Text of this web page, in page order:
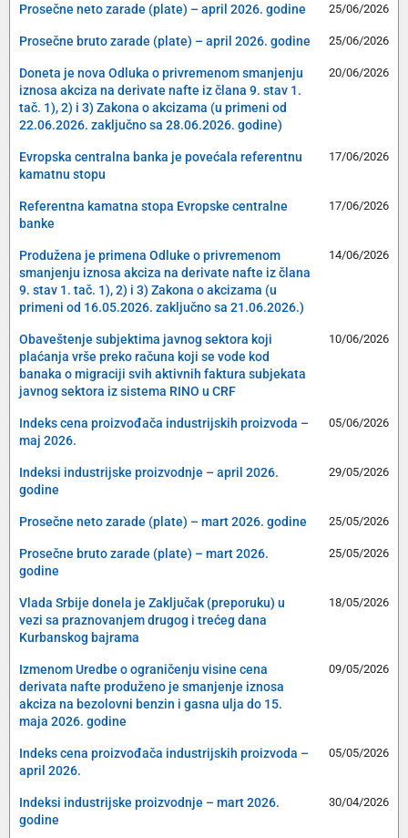
Prosečne neto zarade (plate) – april 2026. godine 25/06/2026
Prosečne bruto zarade (plate) – april 2026. godine 25/06/2026
Doneta je nova Odluka o privremenom smanjenju
iznosa akciza na derivate nafte iz člana 9. stav 1.
tač. 1), 2) i 3) Zakona o akcizama (u primeni od
22.06.2026. zaključno sa 28.06.2026. godine)
20/06/2026
Evropska centralna banka je povećala referentnu
kamatnu stopu
17/06/2026
Referentna kamatna stopa Evropske centralne
banke
17/06/2026
Produžena je primena Odluke o privremenom
smanjenju iznosa akciza na derivate nafte iz člana
9. stav 1. tač. 1), 2) i 3) Zakona o akcizama (u
primeni od 16.05.2026. zaključno sa 21.06.2026.)
14/06/2026
Obaveštenje subjektima javnog sektora koji
plaćanja vrše preko računa koji se vode kod
banaka o migraciji svih aktivnih faktura subjekata
javnog sektora iz sistema RINO u CRF
10/06/2026
Indeks cena proizvođača industrijskih proizvoda –
maj 2026.
05/06/2026
Indeksi industrijske proizvodnje – april 2026.
godine
29/05/2026
Prosečne neto zarade (plate) – mart 2026. godine 25/05/2026
Prosečne bruto zarade (plate) – mart 2026.
godine
25/05/2026
Vlada Srbije donela je Zaključak (preporuku) u
vezi sa praznovanjem drugog i trećeg dana
Kurbanskog bajrama
18/05/2026
Izmenom Uredbe o ograničenju visine cena
derivata nafte produženo je smanjenje iznosa
akciza na bezolovni benzin i gasna ulja do 15.
maja 2026. godine
09/05/2026
Indeks cena proizvođača industrijskih proizvoda –
april 2026.
05/05/2026
Indeksi industrijske proizvodnje – mart 2026.
godine
30/04/2026